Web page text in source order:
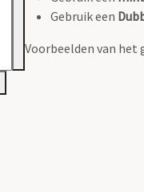
Gebruik een
Voorbeelden van het